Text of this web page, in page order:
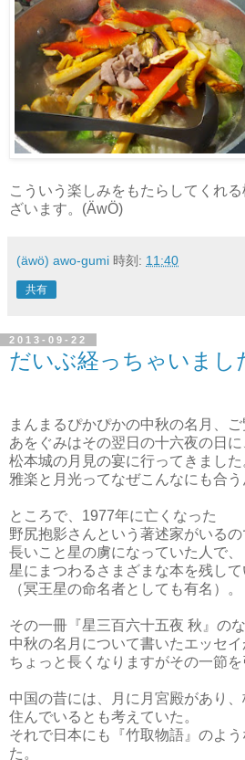
こういう楽しみをもたらしてくれ
ざいます。(ÄwÖ)
(äwö) awo-gumi 時刻: 11:40
共有
2013-09-22
だいぶ経っちゃいまし
まんまるぴかぴかの中秋の名月、
あをぐみはその翌日の十六夜の日に
松本城の月見の宴に行ってきました
雅楽と月光ってなぜこんなにも合う
ところで、1977年に亡くなった
野尻抱影さんという著述家がいるの
長いこと星の虜になっていた人で、
星にまつわるさまざまな本を残して
（冥王星の命名者としても有名）。
その一冊『星三百六十五夜 秋』の
中秋の名月について書いたエッセイ
ちょっと長くなりますがその一節を
中国の昔には、月に月宮殿があり
住んでいるとも考えていた。
それで日本にも『竹取物語』のよ
た。